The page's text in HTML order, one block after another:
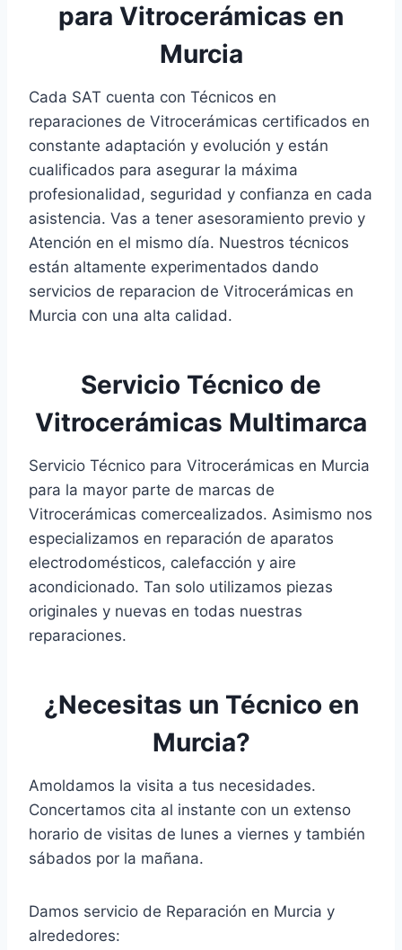
para Vitrocerámicas en
Murcia
Cada SAT cuenta con Técnicos en
reparaciones de Vitrocerámicas certificados en
constante adaptación y evolución y están
cualificados para asegurar la máxima
profesionalidad, seguridad y confianza en cada
asistencia. Vas a tener asesoramiento previo y
Atención en el mismo día. Nuestros técnicos
están altamente experimentados dando
servicios de reparacion de Vitrocerámicas en
Murcia con una alta calidad.
Servicio Técnico de
Vitrocerámicas Multimarca
Servicio Técnico para Vitrocerámicas en Murcia
para la mayor parte de marcas de
Vitrocerámicas comercealizados. Asimismo nos
especializamos en reparación de aparatos
electrodomésticos, calefacción y aire
acondicionado. Tan solo utilizamos piezas
originales y nuevas en todas nuestras
reparaciones.
¿Necesitas un Técnico en
Murcia?
Amoldamos la visita a tus necesidades.
Concertamos cita al instante con un extenso
horario de visitas de lunes a viernes y también
sábados por la mañana.
Damos servicio de Reparación en Murcia y
alrededores: